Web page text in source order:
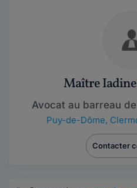
Maître
Avocat au barreau
Puy-de-Dôme,
Contacter